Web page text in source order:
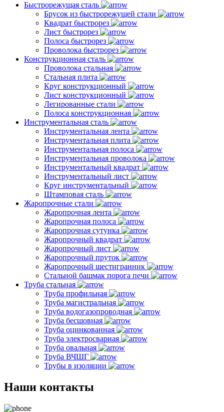
Быстрорежущая сталь
Брусок из быстрорежущей стали
Квадрат быстрорез
Лист быстрорез
Полоса быстрорез
Проволока быстрорез
Конструкционная сталь
Проволока стальная
Стальная плита
Круг конструкционный
Лист конструкционный
Легированные стали
Полоса конструкционная
Инструментальная сталь
Инструментальная лента
Инструментальная плита
Инструментальная полоса
Инструментальная проволока
Инструментальный квадрат
Инструментальный лист
Круг инструментальный
Штамповая сталь
Жаропрочные стали
Жаропрочная лента
Жаропрочная полоса
Жаропрочная сутунка
Жаропрочный квадрат
Жаропрочный лист
Жаропрочный пруток
Жаропрочный шестигранник
Стальной башмак порога печи
Труба стальная
Труба профильная
Труба магистральная
Труба водогазопроводная
Труба бесшовная
Труба оцинкованная
Труба электросварная
Труба овальная
Труба ВЧШГ
Трубы в изоляции
Наши контакты